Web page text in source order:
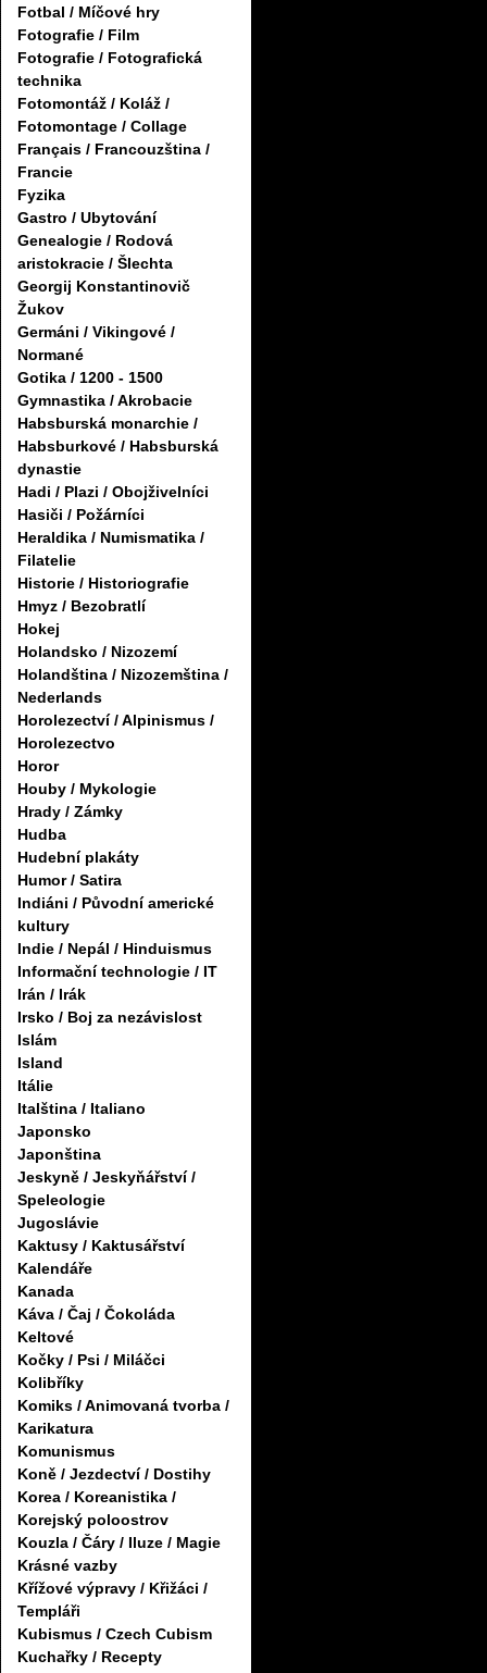
Fotbal / Míčové hry
Fotografie / Film
Fotografie / Fotografická
technika
Fotomontáž / Koláž /
Fotomontage / Collage
Français / Francouzština /
Francie
Fyzika
Gastro / Ubytování
Genealogie / Rodová
aristokracie / Šlechta
Georgij Konstantinovič
Žukov
Germáni / Vikingové /
Normané
Gotika / 1200 - 1500
Gymnastika / Akrobacie
Habsburská monarchie /
Habsburkové / Habsburská
dynastie
Hadi / Plazi / Obojživelníci
Hasiči / Požárníci
Heraldika / Numismatika /
Filatelie
Historie / Historiografie
Hmyz / Bezobratlí
Hokej
Holandsko / Nizozemí
Holandština / Nizozemština /
Nederlands
Horolezectví / Alpinismus /
Horolezectvo
Horor
Houby / Mykologie
Hrady / Zámky
Hudba
Hudební plakáty
Humor / Satira
Indiáni / Původní americké
kultury
Indie / Nepál / Hinduismus
Informační technologie / IT
Irán / Irák
Irsko / Boj za nezávislost
Islám
Island
Itálie
Italština / Italiano
Japonsko
Japonština
Jeskyně / Jeskyňářství /
Speleologie
Jugoslávie
Kaktusy / Kaktusářství
Kalendáře
Kanada
Káva / Čaj / Čokoláda
Keltové
Kočky / Psi / Miláčci
Kolibříky
Komiks / Animovaná tvorba /
Karikatura
Komunismus
Koně / Jezdectví / Dostihy
Korea / Koreanistika /
Korejský poloostrov
Kouzla / Čáry / Iluze / Magie
Krásné vazby
Křížové výpravy / Křižáci /
Templáři
Kubismus / Czech Cubism
Kuchařky / Recepty